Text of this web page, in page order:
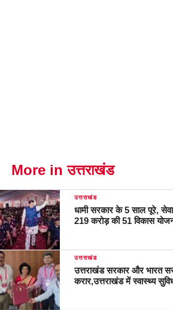
More in उत्तराखंड
उत्तराखंड
धामी सरकार के 5 साल पूरे,
219 करोड़ की 51 विकास
उत्तराखंड
उत्तराखंड सरकार और भारत
करार,उत्तराखंड में स्वास्थ्य